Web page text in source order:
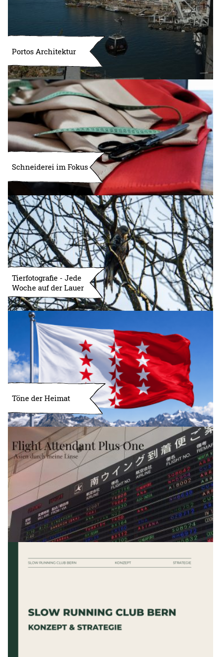
Portos Architektur
Schneiderei im Fokus
Tierfotografie - Jede
Woche auf der Lauer
Töne der Heimat